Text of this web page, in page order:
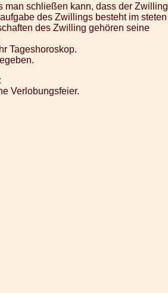
man schließen kann, dass der Zwilling
des Zwillings besteht im steten
des Zwilling gehören seine
Tageshoroskop.
Verlobungsfeier.